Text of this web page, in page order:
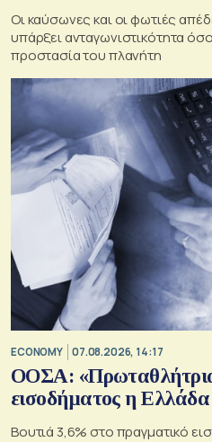
Οι καύσωνες και οι φωτιές
υπάρξει ανταγωνιστικότητα
προστασία του πλανήτη
ECONOMY 07.08.2026, 14:17
ΟΟΣΑ:
εισοδήματος η Ελλάδα
Βουτιά 3,6% στο πραγματικό